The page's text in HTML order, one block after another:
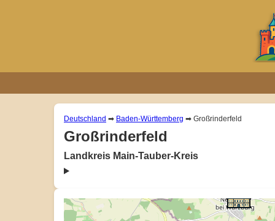
Deutschland ➡ Baden-Württemberg ➡ Großrinderfeld
Großrinderfeld
Landkreis Main-Tauber-Kreis